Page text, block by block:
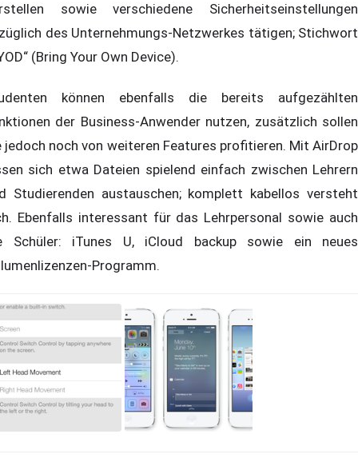
sowie verschiedene Sicherheitseinstellungen
des Unternehmungs-Netzwerkes tätigen; Stichwort
(Bring Your Own Device).
können ebenfalls die bereits aufgezählten
der Business-Anwender nutzen, zusätzlich sollen
jedoch noch von weiteren Features profitieren. Mit AirDrop
sich etwa Dateien spielend einfach zwischen Lehrern
Studierenden austauschen; komplett kabellos versteht
Ebenfalls interessant für das Lehrpersonal sowie auch
Schüler: iTunes U, iCloud backup sowie ein neues
Programm.